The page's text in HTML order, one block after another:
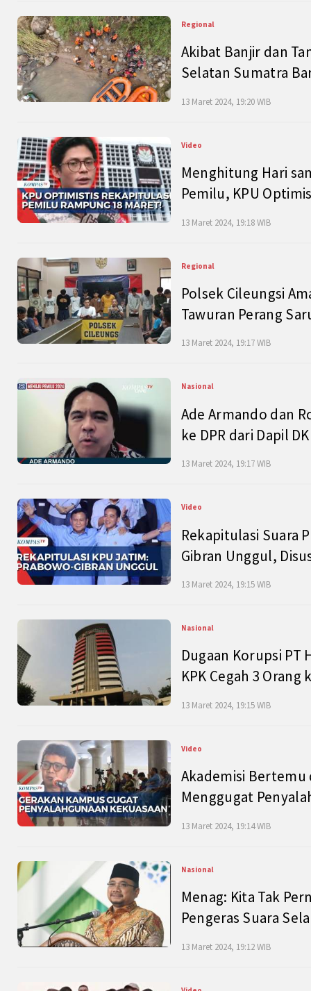
Regional
Akibat Banjir dan
Selatan Sumatra
13 Maret 2024, 19:20 WIB
Video
Menghitung Hari
Pemilu, KPU
13 Maret 2024, 19:18 WIB
Regional
Polsek Cileungsi
Tawuran Perang
13 Maret 2024, 19:17 WIB
Nasional
Ade Armando dan
ke DPR dari Dapil
13 Maret 2024, 19:17 WIB
Video
Rekapitulasi Suara
Gibran Unggul,
13 Maret 2024, 19:15 WIB
Nasional
Dugaan Korupsi PT
KPK Cegah 3 Orang
13 Maret 2024, 19:15 WIB
Video
Akademisi Bertemu
Menggugat
13 Maret 2024, 19:14 WIB
Nasional
Menag: Kita Tak
Pengeras Suara
13 Maret 2024, 19:12 WIB